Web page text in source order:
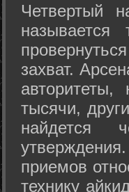
Четвертый
захват.
тысячи,
найдется
приемов
технику